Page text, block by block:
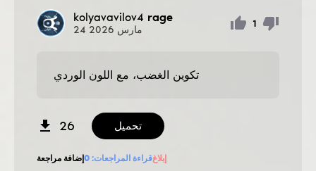
kolyavavilov4 rage
24 مارس
1
تكوين الغضب، مع اللون الوردي
26 تحميل
إضافة مراجعة قراءة المراجعات: 0 إبلاغ